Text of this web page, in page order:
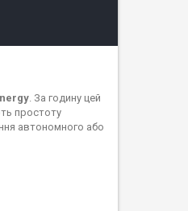
. За годину цей
простоту
автономного або